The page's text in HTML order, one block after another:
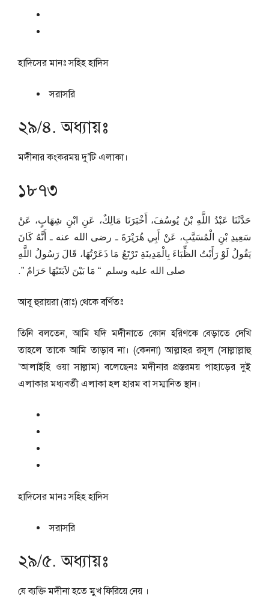
হাদিসের মানঃসহিহ হাদিস
সরাসরি
২৯/৪. অধ্যায়ঃ
মদীনার কংকরময় দু’টি এলাকা।
১৮৭৩
حَدَّثَنَا عَبْدُ اللَّهِ بْنُ يُوسُفَ، أَخْبَرَنَا مَالِكٌ، عَنِ ابْنِ شِهَابٍ، عَنْ
سَعِيدِ بْنِ الْمُسَيَّبِ، عَنْ أَبِي هُرَيْرَةَ ـ رضى الله عنه ـ أَنَّهُ كَانَ
يَقُولُ لَوْ رَأَيْتُ الظِّبَاءَ بِالْمَدِينَةِ تَرْتَعُ مَا ذَعَرْتُهَا، قَالَ رَسُولُ اللَّهِ
صلى الله عليه وسلم ‏ “‏ مَا بَيْنَ لاَبَتَيْهَا حَرَامٌ ‏”‏‏.‏
আবূ হুরায়রা (রাঃ) থেকে বর্ণিতঃ
তিনি বলতেন, আমি যদি মদীনাতে কোন হরিণকে বেড়াতে দেখি
তাহলে তাকে আমি তাড়াব না। (কেননা) আল্লাহর রসূল (সাল্লাল্লাহু
‘আলাইহি ওয়া সাল্লাম) বলেছেনঃ মদীনার প্রস্তরময় পাহাড়ের দুই
এলাকার মধ্যবর্তী এলাকা হল হারম বা সম্মানিত স্থান।
হাদিসের মানঃসহিহ হাদিস
সরাসরি
২৯/৫. অধ্যায়ঃ
যে ব্যক্তি মদীনা হতে মুখ ফিরিয়ে নেয় ।